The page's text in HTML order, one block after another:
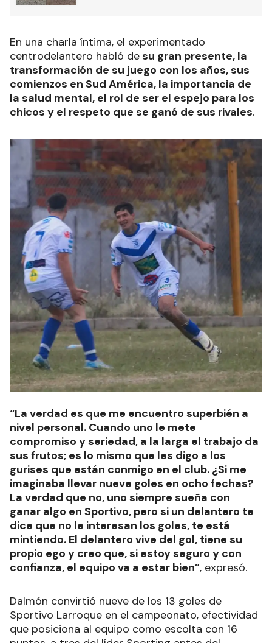
En una charla íntima, el experimentado
centrodelantero habló desu gran presente, la
transformación de su juego con los años, sus
comienzos en Sud América, la importancia de
la salud mental, el rol de ser el espejo para los
chicos y el respeto que se ganó de sus rivales.
“La verdad es que me encuentro superbién a
nivel personal. Cuando uno le mete
compromiso y seriedad, a la larga el trabajo da
sus frutos; es lo mismo que les digo a los
gurises que están conmigo en el club. ¿Si me
imaginaba llevar nueve goles en ocho fechas?
La verdad que no, uno siempre sueña con
ganar algo en Sportivo, pero si un delantero te
dice que no le interesan los goles, te está
mintiendo. El delantero vive del gol, tiene su
propio ego y creo que, si estoy seguro y con
confianza, el equipo va a estar bien”, expresó.
Dalmón convirtió nueve de los 13 goles de
Sportivo Larroque en el campeonato, efectividad
que posiciona al equipo como escolta con 16